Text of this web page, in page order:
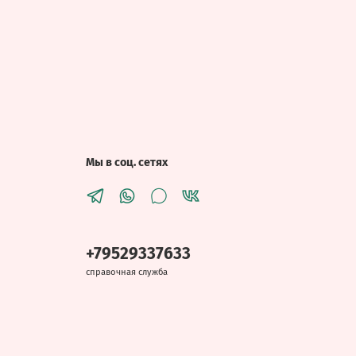
Мы в соц. сетях
+79529337633
справочная служба